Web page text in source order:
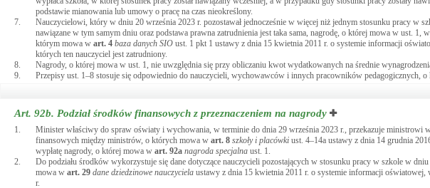
podstawie mianowania lub umowy o pracę na czas nieokreślony.
7.
Nauczycielowi, który w dniu 20 września 2023 r. pozostawał jednocześnie w więcej niż jednym stosunku pracy w
nawiązane w tym samym dniu oraz podstawa prawna zatrudnienia jest taka sama, nagrodę, o której mowa w ust. 1,
którym mowa w art. 4 baza danych SIO ust. 1 pkt 1 ustawy z dnia 15 kwietnia 2011 r. o systemie informacji
których ten nauczyciel jest zatrudniony.
8.
Nagrody, o której mowa w ust. 1, nie uwzględnia się przy obliczaniu kwot wydatkowanych na średnie
9.
Przepisy ust. 1–8 stosuje się odpowiednio do nauczycieli, wychowawców i innych pracowników pedagogicznych,
Art. 92b. Podział środków finansowych z przeznaczeniem na nagrody
1.
Minister właściwy do spraw oświaty i wychowania, w terminie do dnia 29 września 2023 r., przekazuje ministrowi
finansowych między ministrów, o których mowa w art. 8 szkoły i placówki ust. 4–14a ustawy z dnia 14 grudnia
wypłatę nagrody, o której mowa w art. 92a nagroda specjalna ust. 1.
2.
Do podziału środków wykorzystuje się dane dotyczące nauczycieli pozostających w stosunku pracy w szkole w
mowa w art. 29 dane dziedzinowe nauczyciela ustawy z dnia 15 kwietnia 2011 r. o systemie informacji
r.